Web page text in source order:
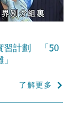
習計劃 「50
了解更多